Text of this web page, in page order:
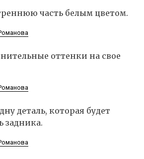
часть белым цветом.
оттенки на свое
деталь, которая будет
задника.